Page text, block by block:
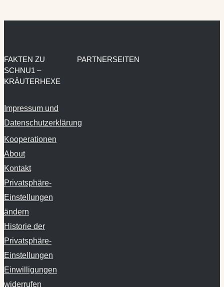
FAKTEN ZU
SCHNU1 –
KRÄUTERHEXE
Impressum und
Datenschutzerklärung
Kooperationen
About
Kontakt
Privatsphäre-
Einstellungen
ändern
Historie der
Privatsphäre-
Einstellungen
Einwilligungen
widerrufen
PARTNERSEITEN